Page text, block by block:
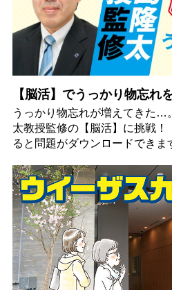
【脳活】でうっかり物忘れ
うっかり物忘れが増えてきた…
太教授監修の【脳活】に挑戦
ると問題がダウンロードできま